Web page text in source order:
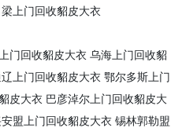
梁上门回收貂皮大衣
门回收貂皮大衣 乌海上门回收貂
上门回收貂皮大衣 鄂尔多斯上门
皮大衣 巴彦淖尔上门回收貂皮大
安盟上门回收貂皮大衣 锡林郭勒盟